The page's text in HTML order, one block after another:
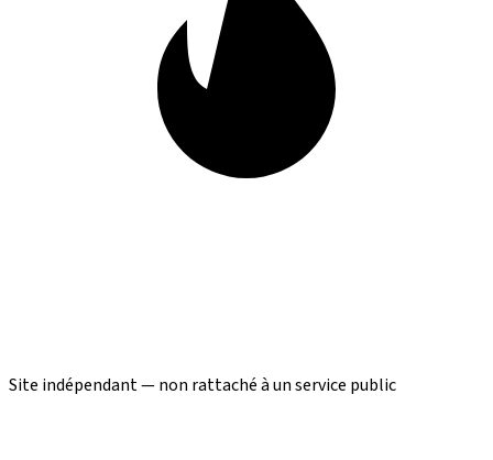
Site indépendant — non rattaché à un service public